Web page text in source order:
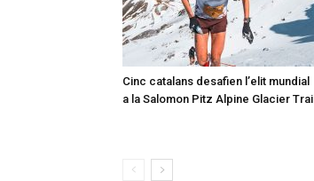
Cinc catalans desafien l’elit mundial
a la Salomon Pitz Alpine Glacier Trail